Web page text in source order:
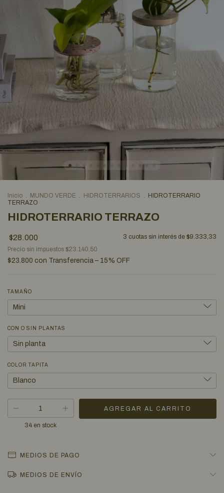
Inicio . MUNDO VERDE . HIDROTERRARIOS .
HIDROTERRARIO
TERRAZO
HIDROTERRARIO TERRAZO
$28.000 3 cuotas sin interés de $9.333,33
Precio sin impuestos $23.140,50
$23.800 con Transferencia – 15% OFF
TAMAÑO
CON O SIN PLANTAS
COLOR TAPITA
34 en stock
MEDIOS DE PAGO
MEDIOS DE ENVÍO